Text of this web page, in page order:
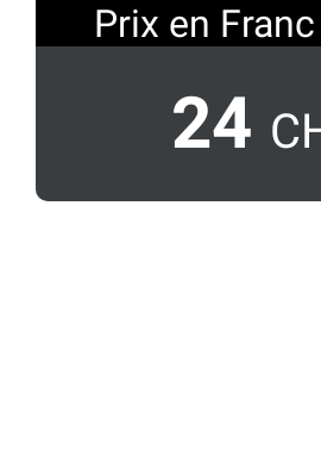
Prix en
24